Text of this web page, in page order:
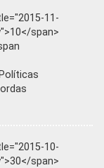
11-
span>
10-
span>